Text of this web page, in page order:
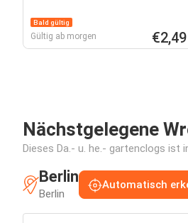
Bald gültig
Gültig ab morgen €2,49
Nächstgelegene
Dieses Da.- u. he.- gartenclogs ist
Berlin
Berlin
Automatisch